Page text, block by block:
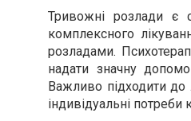
Тривожні розлади є
комплексного
розладами.
надати значну
Важливо підходити
індивідуальні